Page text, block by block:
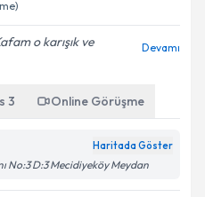
o karışık ve
Devamı
3 Online Görüşme
Haritada Göster
No:3 D:3 Mecidiyeköy Meydan